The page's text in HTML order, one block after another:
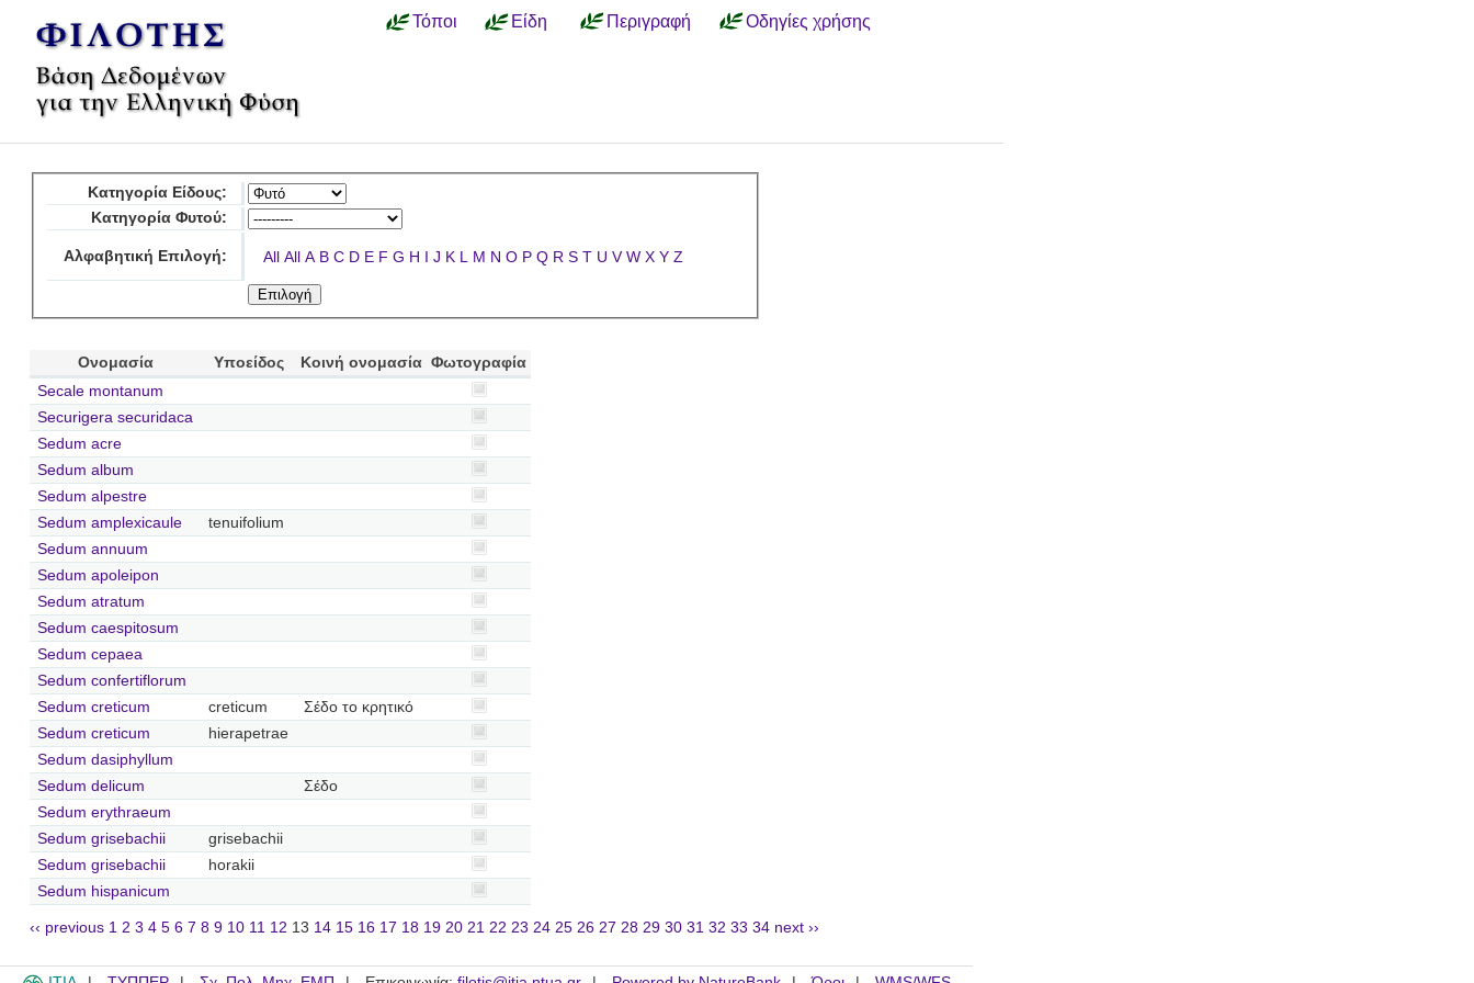
Τόποι Είδη Περιγραφή Οδηγίες χρήσης
Κατηγορία Είδους:
Κατηγορία Φυτού:
Αλφαβητική Επιλογή: All All A B C D E F G H I J K L M N O P Q R S T U V W X Y Z
Ονομασία Υποείδος Κοινή ονομασία Φωτογραφία
Secale montanum
Securigera securidaca
Sedum acre
Sedum album
Sedum alpestre
Sedum amplexicaule
tenuifolium
Sedum annuum
Sedum apoleipon
Sedum atratum
Sedum caespitosum
Sedum cepaea
Sedum confertiflorum
Sedum creticum
creticum
Σέδο το κρητικό
Sedum creticum
hierapetrae
Sedum dasiphyllum
Sedum delicum
Σέδο
Sedum erythraeum
Sedum grisebachii
grisebachii
Sedum grisebachii
horakii
Sedum hispanicum
‹‹ previous 1 2 3 4 5 6 7 8 9 10 11 12 13 14 15 16 17 18 19 20 21 22 23 24 25 26 27 28 29 30 31 32 33 34 next ››